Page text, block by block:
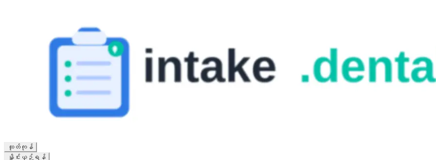
ထုတ်ကုန်
နှိုင်းယှဉ်ရန်